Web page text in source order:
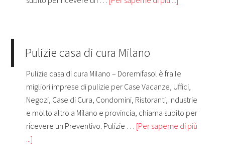
Pulizie casa di cura Milano
Pulizie casa di cura Milano – Doremifasol è fra le
migliori imprese di pulizie per Case Vacanze, Uffici,
Negozi, Case di Cura, Condomini, Ristoranti, Industrie
e molto altro a Milano e provincia, chiama subito per
ricevere un Preventivo. Pulizie … [Per saperne di più
...]